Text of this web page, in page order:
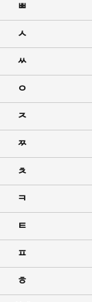
ㅃ
ㅅ
ㅆ
ㅇ
ㅈ
ㅉ
ㅊ
ㅋ
ㅌ
ㅍ
ㅎ